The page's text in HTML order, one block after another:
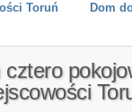
Toruń
Dom